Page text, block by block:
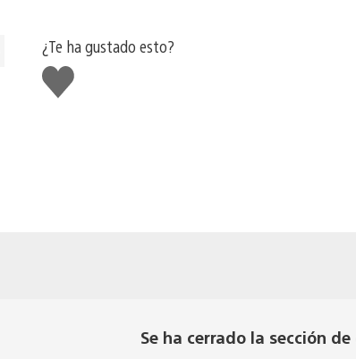
¿Te ha gustado esto?
Me
gusta
Se ha cerrado la sección